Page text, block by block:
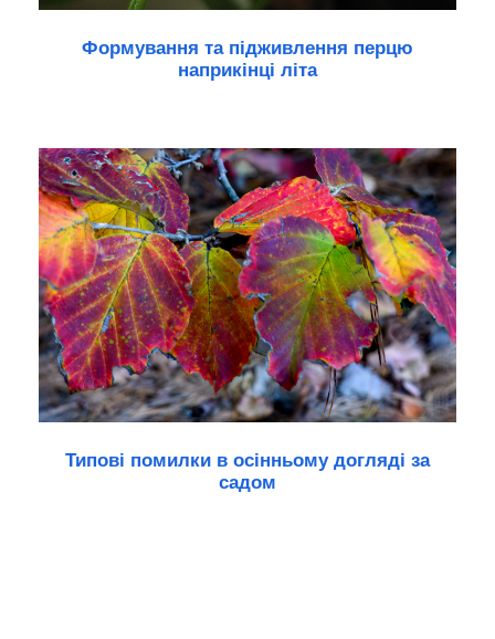
Формування та підживлення перцю
наприкінці літа
Типові помилки в осінньому догляді за
садом